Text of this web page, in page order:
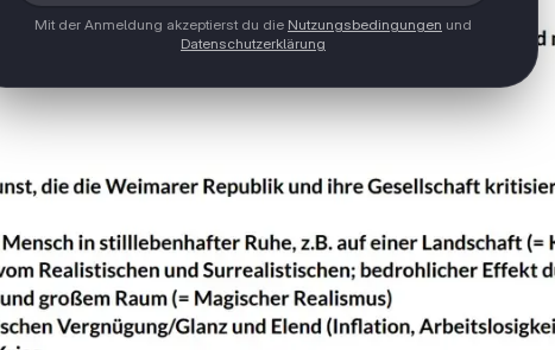
Mit der Anmeldung akzeptierst du die Nutzungsbedingungen und
Datenschutzerklärung